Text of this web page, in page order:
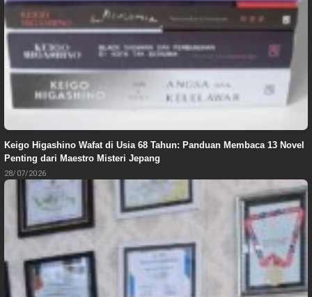
Keigo Higashino Wafat di Usia 68 Tahun: Panduan Membaca 13 Novel
Penting dari Maestro Misteri Jepang
28/07/2026